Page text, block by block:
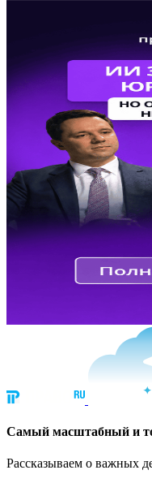
Cамый масштабный и
Рассказываем о важных